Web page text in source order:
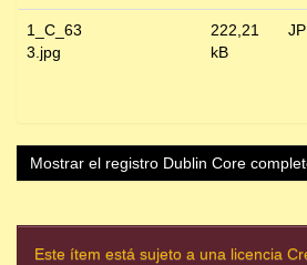
1_C_63
3.jpg
222,21
kB
Mostrar el registro Dublin Core
Este ítem está sujeto a una licencia